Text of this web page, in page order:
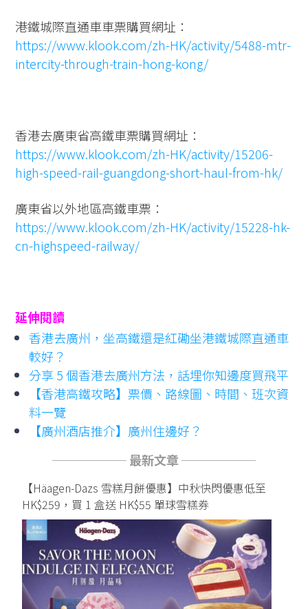
港鐵城際直通車車票購買網址：
https://www.klook.com/zh-HK/activity/5488-mtr-
intercity-through-train-hong-kong/
香港去廣東省高鐵車票購買網址：
https://www.klook.com/zh-HK/activity/15206-
high-speed-rail-guangdong-short-haul-from-hk/
廣東省以外地區高鐵車票：
https://www.klook.com/zh-HK/activity/15228-hk-
cn-highspeed-railway/
延伸閱讀
香港去廣州，坐高鐵還是紅磡坐港鐵城際直通車
較好？
分享 5 個香港去廣州方法，話埋你知邊度買飛平
【香港高鐵攻略】票價、路線圖、時間、班次資
料一覽
【廣州酒店推介】廣州住邊好？
────── 最新文章 ──────
【Häagen-Dazs 雪糕月餅優惠】中秋快閃優惠低至
HK$259，買 1 盒送 HK$55 單球雪糕券